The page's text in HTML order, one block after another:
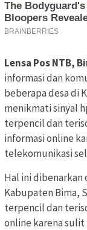
Lensa Pos NTB,
informasi dan
beberapa desa di
menikmati sinyal
terpencil dan
informasi online
telekomunikasi
Hal ini dibenarkan
Kabupaten Bima,
terpencil dan
online karena